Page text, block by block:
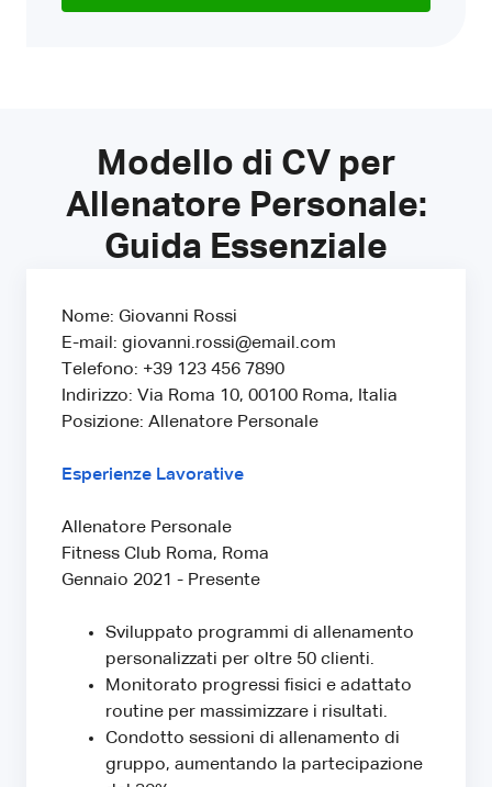
Modello di CV per
Allenatore Personale:
Guida Essenziale
Nome: Giovanni Rossi
E-mail: giovanni.rossi@email.com
Telefono: +39 123 456 7890
Indirizzo: Via Roma 10, 00100 Roma, Italia
Posizione: Allenatore Personale
Esperienze Lavorative
Allenatore Personale
Fitness Club Roma, Roma
Gennaio 2021 - Presente
Sviluppato programmi di allenamento
personalizzati per oltre 50 clienti.
Monitorato progressi fisici e adattato
routine per massimizzare i risultati.
Condotto sessioni di allenamento di
gruppo, aumentando la partecipazione